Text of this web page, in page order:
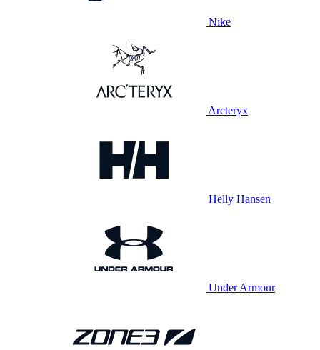
Nike
Arcteryx
Helly Hansen
Under Armour